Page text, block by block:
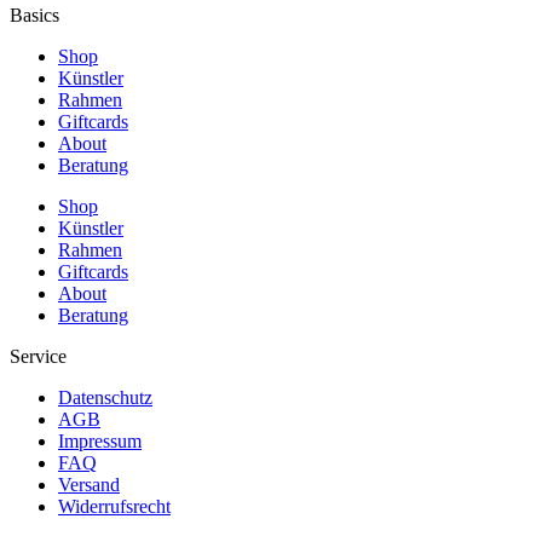
Basics
Shop
Künstler
Rahmen
Giftcards
About
Beratung
Shop
Künstler
Rahmen
Giftcards
About
Beratung
Service
Datenschutz
AGB
Impressum
FAQ
Versand
Widerrufsrecht